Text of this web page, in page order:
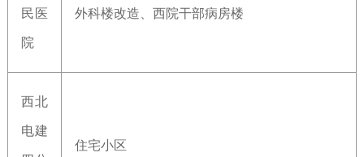
民医
院
外科楼改造、西院干部病房楼
西北
电建
住宅小区